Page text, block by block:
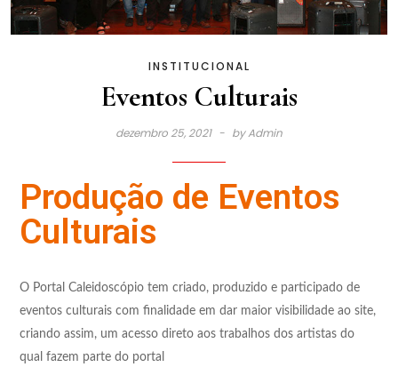
INSTITUCIONAL
Eventos Culturais
dezembro 25, 2021 byAdmin
Produção de Eventos
Culturais
O Portal Caleidoscópio tem criado, produzido e participado de
eventos culturais com finalidade em dar maior visibilidade ao site,
criando assim, um acesso direto aos trabalhos dos artistas do
qual fazem parte do portal